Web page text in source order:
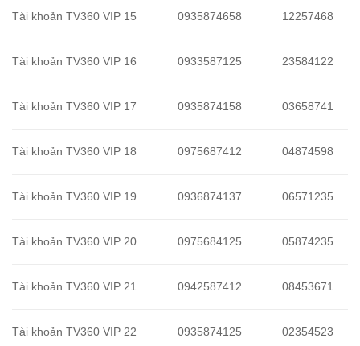
Tài khoản TV360 VIP 15 0935874658 12257468
Tài khoản TV360 VIP 16 0933587125 23584122
Tài khoản TV360 VIP 17 0935874158 03658741
Tài khoản TV360 VIP 18 0975687412 04874598
Tài khoản TV360 VIP 19 0936874137 06571235
Tài khoản TV360 VIP 20 0975684125 05874235
Tài khoản TV360 VIP 21 0942587412 08453671
Tài khoản TV360 VIP 22 0935874125 02354523